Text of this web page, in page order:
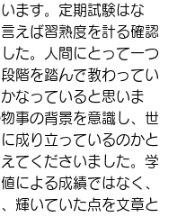
ます。定期試験はな
えば習熟度を計る確認
た。人間にとって一つ
階を踏んで教わってい
なっていると思いま
事の背景を意識し、世
成り立っているのかと
てくださいました。学
による成績ではなく、
輝いていた点を文章と